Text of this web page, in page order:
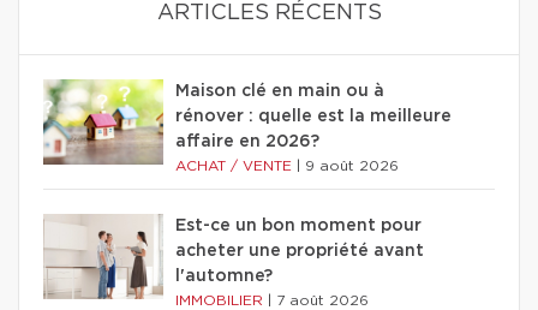
ARTICLES RÉCENTS
Maison clé en main ou à
rénover : quelle est la meilleure
affaire en 2026?
ACHAT / VENTE 9 août 2026
Est-ce un bon moment pour
acheter une propriété avant
l'automne?
IMMOBILIER 7 août 2026